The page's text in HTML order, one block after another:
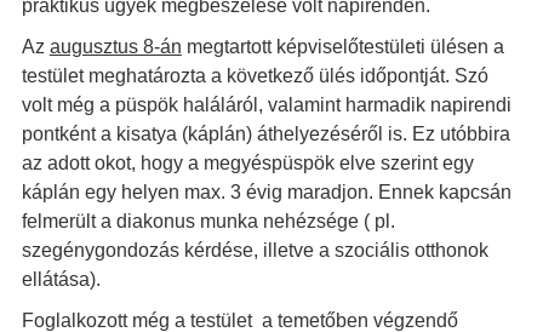
praktikus ügyek megbeszélése volt napirenden.
Az augusztus 8-án megtartott képviselőtestületi ülésen a
testület meghatározta a következő ülés időpontját. Szó
volt még a püspök haláláról, valamint harmadik napirendi
pontként a kisatya (káplán) áthelyezéséről is. Ez utóbbira
az adott okot, hogy a megyéspüspök elve szerint egy
káplán egy helyen max. 3 évig maradjon. Ennek kapcsán
felmerült a diakonus munka nehézsége ( pl.
szegénygondozás kérdése, illetve a szociális otthonok
ellátása).
Foglalkozott még a testület a temetőben végzendő